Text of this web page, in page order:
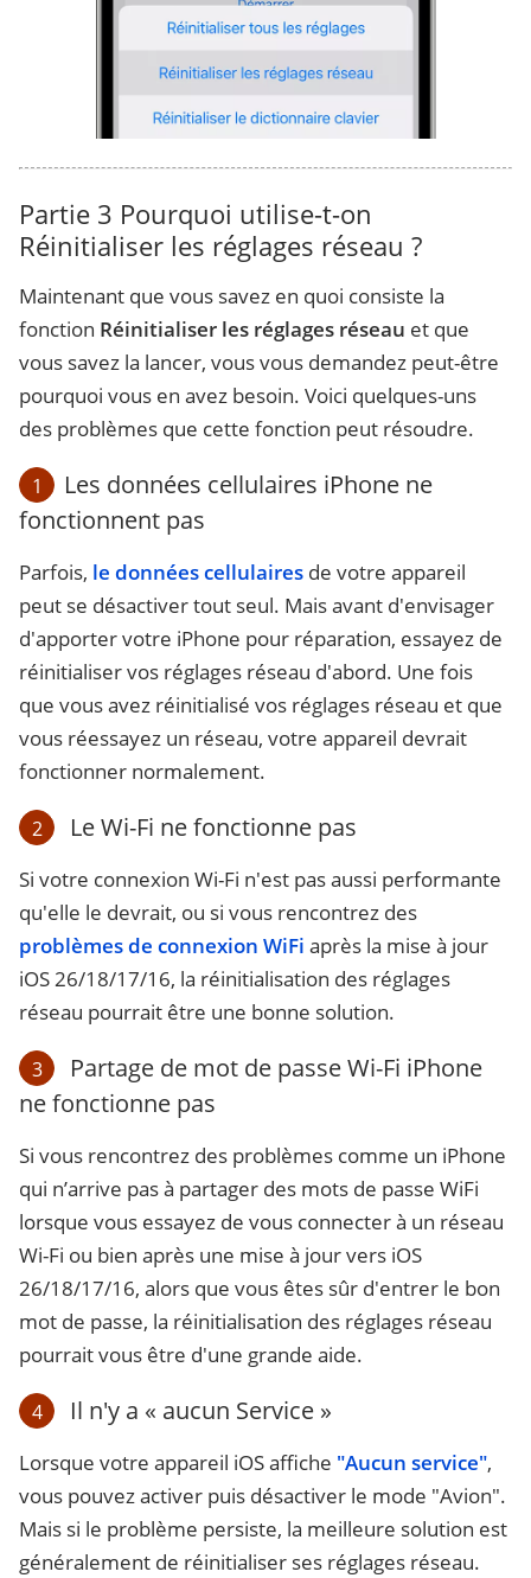
Partie 3 Pourquoi utilise-t-on
Réinitialiser les réglages réseau ?
Maintenant que vous savez en quoi consiste la
fonction Réinitialiser les réglages réseau et que
vous savez la lancer, vous vous demandez peut-être
pourquoi vous en avez besoin. Voici quelques-uns
des problèmes que cette fonction peut résoudre.
1
Les données cellulaires iPhone ne
fonctionnent pas
Parfois, le données cellulaires de votre appareil
peut se désactiver tout seul. Mais avant d'envisager
d'apporter votre iPhone pour réparation, essayez de
réinitialiser vos réglages réseau d'abord. Une fois
que vous avez réinitialisé vos réglages réseau et que
vous réessayez un réseau, votre appareil devrait
fonctionner normalement.
2 Le Wi-Fi ne fonctionne pas
Si votre connexion Wi-Fi n'est pas aussi performante
qu'elle le devrait, ou si vous rencontrez des
problèmes de connexion WiFi après la mise à jour
iOS 26/18/17/16, la réinitialisation des réglages
réseau pourrait être une bonne solution.
3
Partage de mot de passe Wi-Fi iPhone
ne fonctionne pas
Si vous rencontrez des problèmes comme un iPhone
qui n’arrive pas à partager des mots de passe WiFi
lorsque vous essayez de vous connecter à un réseau
Wi-Fi ou bien après une mise à jour vers iOS
26/18/17/16, alors que vous êtes sûr d'entrer le bon
mot de passe, la réinitialisation des réglages réseau
pourrait vous être d'une grande aide.
4 Il n'y a « aucun Service »
Lorsque votre appareil iOS affiche "Aucun service",
vous pouvez activer puis désactiver le mode "Avion".
Mais si le problème persiste, la meilleure solution est
généralement de réinitialiser ses réglages réseau.